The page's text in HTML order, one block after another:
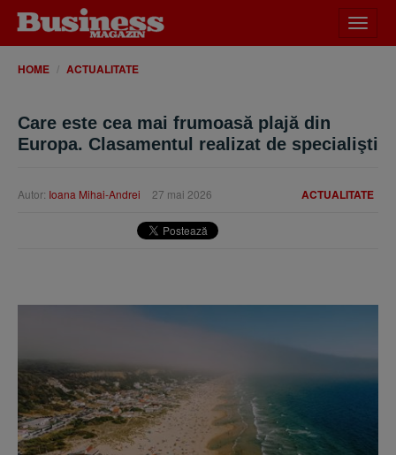
meniu
HOME ACTUALITATE
Care este cea mai frumoasă plajă din
Europa. Clasamentul realizat de specialişti
ACTUALITATE
Autor: Ioana Mihai-Andrei 27 mai 2026